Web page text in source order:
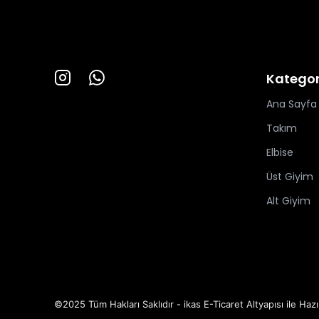
Ana Sayfa
Takım
Elbise
Üst Giyim
Alt Giyim
©2025 Tüm Hakları Saklıdır - ikas E-Ticaret Altyapısı ile